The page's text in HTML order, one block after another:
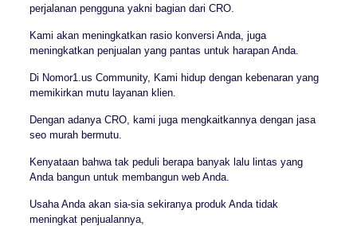
perjalanan pengguna yakni bagian dari CRO.
Kami akan meningkatkan rasio konversi Anda, juga
meningkatkan penjualan yang pantas untuk harapan Anda.
Di Nomor1.us Community, Kami hidup dengan kebenaran yang
memikirkan mutu layanan klien.
Dengan adanya CRO, kami juga mengkaitkannya dengan jasa
seo murah bermutu.
Kenyataan bahwa tak peduli berapa banyak lalu lintas yang
Anda bangun untuk membangun web Anda.
Usaha Anda akan sia-sia sekiranya produk Anda tidak
meningkat penjualannya,